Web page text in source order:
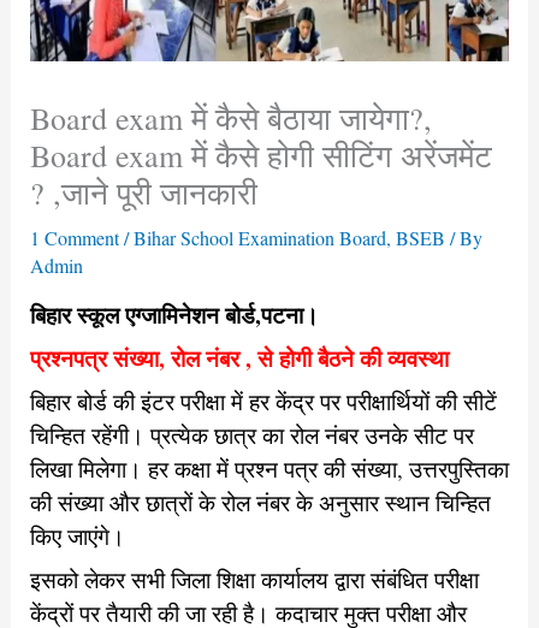
Board exam में कैसे बैठाया जायेगा?,
Board exam में कैसे होगी सीटिंग अरेंजमेंट
? ,जाने पूरी जानकारी
1 Comment /Bihar School Examination Board, BSEB / By
Admin
बिहार स्कूल एग्जामिनेशन बोर्ड,पटना।
प्रश्नपत्र संख्या, रोल नंबर , से होगी बैठने की व्यवस्था
बिहार बोर्ड की इंटर परीक्षा में हर केंद्र पर परीक्षार्थियों की सीटें
चिन्हित रहेंगी। प्रत्येक छात्र का रोल नंबर उनके सीट पर
लिखा मिलेगा। हर कक्षा में प्रश्न पत्र की संख्या, उत्तरपुस्तिका
की संख्या और छात्रों के रोल नंबर के अनुसार स्थान चिन्हित
किए जाएंगे।
इसको लेकर सभी जिला शिक्षा कार्यालय द्वारा संबंधित परीक्षा
केंद्रों पर तैयारी की जा रही है। कदाचार मुक्त परीक्षा और